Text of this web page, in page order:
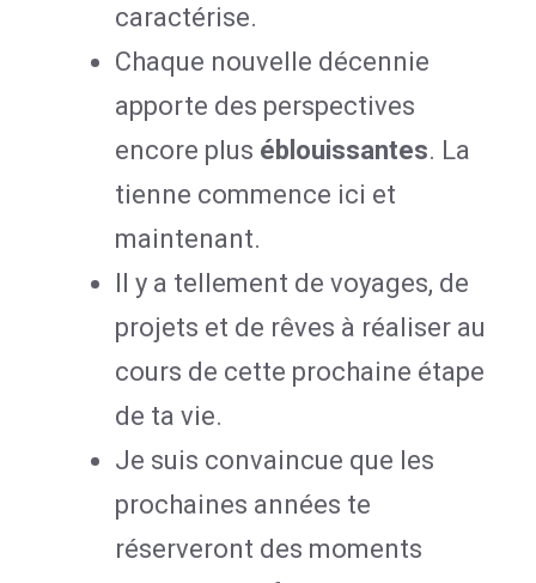
caractérise.
Chaque nouvelle décennie
apporte des perspectives
encore plus éblouissantes. La
tienne commence ici et
maintenant.
Il y a tellement de voyages, de
projets et de rêves à réaliser au
cours de cette prochaine étape
de ta vie.
Je suis convaincue que les
prochaines années te
réserveront des moments